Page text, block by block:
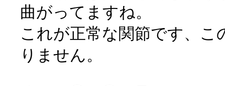
曲がってますね。
これが正常な関節です、こ
りません。